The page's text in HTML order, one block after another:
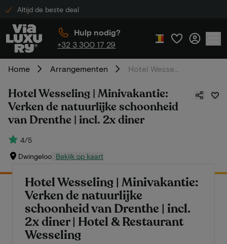
Altijd de beste deal
Hulp nodig?
+32 3 300 17 29
Home Arrangementen
Hotel Wesseling | Minivakantie:
Verken de natuurlijke schoonheid
van Drenthe | incl. 2x diner
4/5
Dwingeloo Bekijk op kaart
Hotel Wesseling | Minivakantie:
Verken de natuurlijke
schoonheid van Drenthe | incl.
2x diner | Hotel & Restaurant
Wesseling